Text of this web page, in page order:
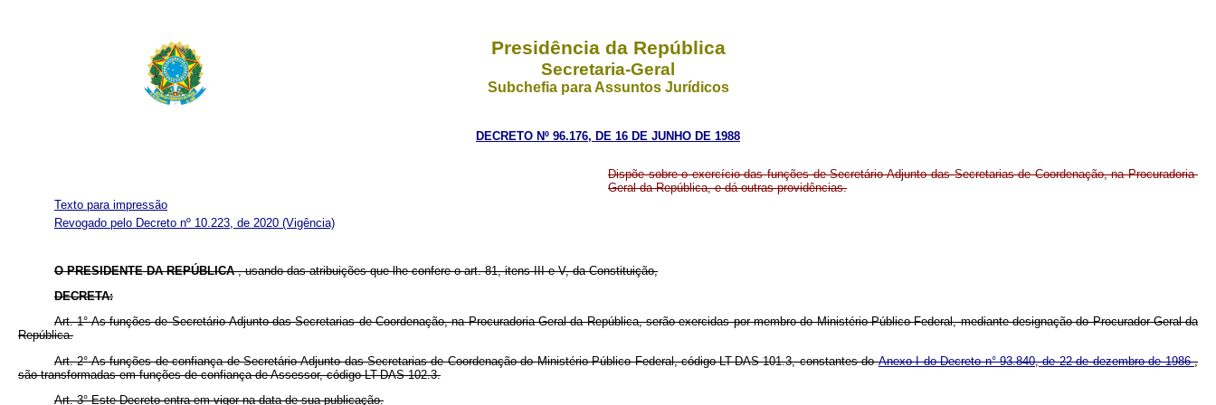
Presidência da República
Secretaria-Geral
Subchefia para Assuntos Jurídicos
DECRETO Nº 96.176, DE 16 DE JUNHO DE 1988
Dispõe sobre o exercício das funções de Secretário-Adjunto das Secretarias de Coordenação, na Procuradoria-
Geral da República, e dá outras providências.
Texto para impressão
Revogado pelo Decreto nº 10.223, de 2020 (Vigência)
O PRESIDENTE DA REPÚBLICA, usando das atribuições que lhe confere o art. 81, itens III e V, da Constituição,
DECRETA:
Art. 1° As funções de Secretário-Adjunto das Secretarias de Coordenação, na Procuradoria-Geral da República, serão exercidas por membro do Ministério Público Federal, mediante designação do Procurador-Geral da
República.
Art. 2° As funções de confiança de Secretário-Adjunto das Secretarias de Coordenação do Ministério Público Federal, código LT-DAS-101.3, constantes doAnexo I do Decreto n° 93.840, de 22 de dezembro de 1986,
são transformadas em funções de confiança de Assessor, código LT-DAS-102.3.
Art. 3° Este Decreto entra em vigor na data de sua publicação.